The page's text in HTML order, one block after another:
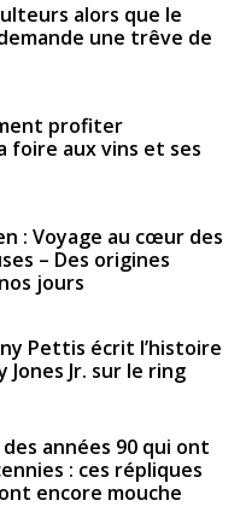
alors que le
une trêve de
profiter
foire aux vins et ses
: Voyage au cœur des
– Des origines
jours
Pettis écrit l’histoire
Jones Jr. sur le ring
années 90 qui ont
: ces répliques
encore mouche